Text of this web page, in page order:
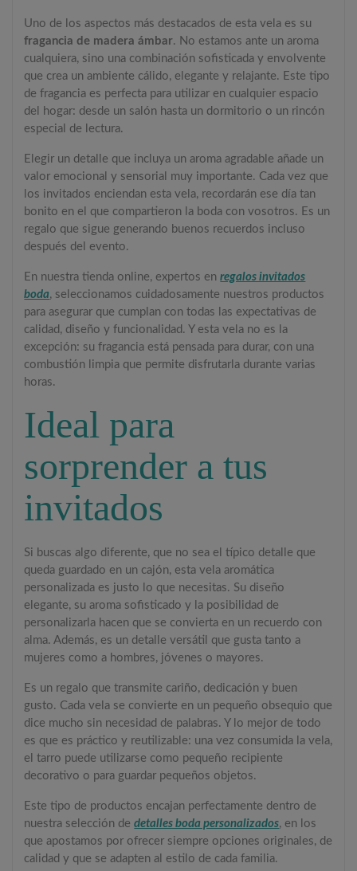
Uno de los aspectos más destacados de esta vela es su
fragancia de madera ámbar. No estamos ante un aroma
cualquiera, sino una combinación sofisticada y envolvente
que crea un ambiente cálido, elegante y relajante. Este tipo
de fragancia es perfecta para utilizar en cualquier espacio
del hogar: desde un salón hasta un dormitorio o un rincón
especial de lectura.
Elegir un detalle que incluya un aroma agradable añade un
valor emocional y sensorial muy importante. Cada vez que
los invitados enciendan esta vela, recordarán ese día tan
bonito en el que compartieron la boda con vosotros. Es un
regalo que sigue generando buenos recuerdos incluso
después del evento.
En nuestra tienda online, expertos enregalos invitados
boda, seleccionamos cuidadosamente nuestros productos
para asegurar que cumplan con todas las expectativas de
calidad, diseño y funcionalidad. Y esta vela no es la
excepción: su fragancia está pensada para durar, con una
combustión limpia que permite disfrutarla durante varias
horas.
Ideal para
sorprender a tus
invitados
Si buscas algo diferente, que no sea el típico detalle que
queda guardado en un cajón, esta vela aromática
personalizada es justo lo que necesitas. Su diseño
elegante, su aroma sofisticado y la posibilidad de
personalizarla hacen que se convierta en un recuerdo con
alma. Además, es un detalle versátil que gusta tanto a
mujeres como a hombres, jóvenes o mayores.
Es un regalo que transmite cariño, dedicación y buen
gusto. Cada vela se convierte en un pequeño obsequio que
dice mucho sin necesidad de palabras. Y lo mejor de todo
es que es práctico y reutilizable: una vez consumida la vela,
el tarro puede utilizarse como pequeño recipiente
decorativo o para guardar pequeños objetos.
Este tipo de productos encajan perfectamente dentro de
nuestra selección dedetalles boda personalizados, en los
que apostamos por ofrecer siempre opciones originales, de
calidad y que se adapten al estilo de cada familia.